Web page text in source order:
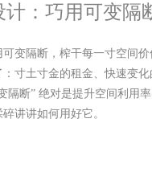
计：巧用可变隔
变隔断，榨干每一寸空间
寸土寸金的租金、快速变
隔断” 绝对是提升空间利用
讲讲如何用好它。